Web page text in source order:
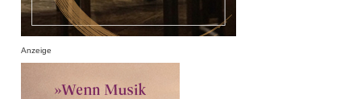
Anzeige